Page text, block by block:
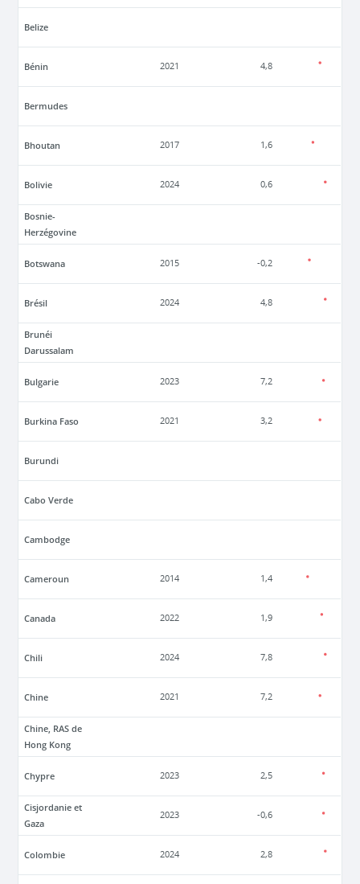
Belize
Bénin 2021 4,8
Bermudes
Bhoutan 2017 1,6
Bolivie 2024 0,6
Bosnie-
Herzégovine
Botswana 2015 -0,2
Brésil 2024 4,8
Brunéi
Darussalam
Bulgarie 2023 7,2
Burkina Faso 2021 3,2
Burundi
Cabo Verde
Cambodge
Cameroun 2014 1,4
Canada 2022 1,9
Chili 2024 7,8
Chine 2021 7,2
Chine, RAS de
Hong Kong
Chypre 2023 2,5
Cisjordanie et
Gaza
2023 -0,6
Colombie 2024 2,8